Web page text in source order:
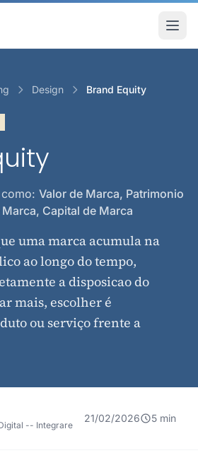
Design Brand Equity
Valor de Marca, Patrimonio
Capital de Marca
uma marca acumula na
ao longo do tempo,
a disposicao do
mais, escolher é
ou serviço frente a
-- Integrare
21/02/2026 5 min